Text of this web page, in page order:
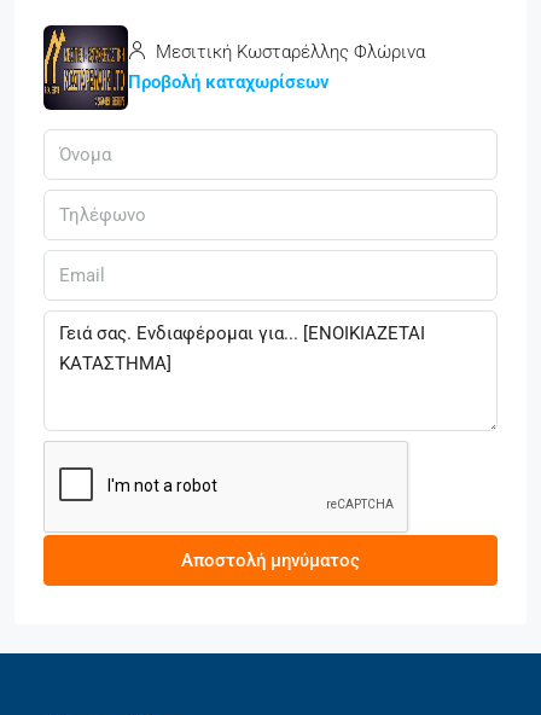
Μεσιτική Κωσταρέλλης Φλώρινα
Προβολή καταχωρίσεων
Αποστολή μηνύματος